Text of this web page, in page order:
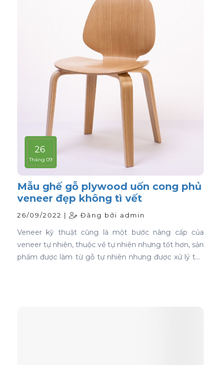
26
Tháng 09
Mẫu ghế gỗ plywood uốn cong phủ
veneer đẹp không tì vết
26/09/2022 | Đăng bởi admin
Veneer kỹ thuật cũng là một bước nâng cấp của
veneer tự nhiên, thuộc về tự nhiên nhưng tốt hơn, sản
phẩm được làm từ gỗ tự nhiên nhưng được xử lý tạo